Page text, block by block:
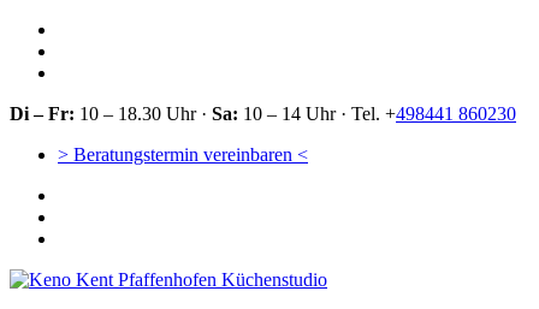
Di – Fr: 10 – 18.30 Uhr · Sa: 10 – 14 Uhr · Tel. +498441 860230
> Beratungstermin vereinbaren <